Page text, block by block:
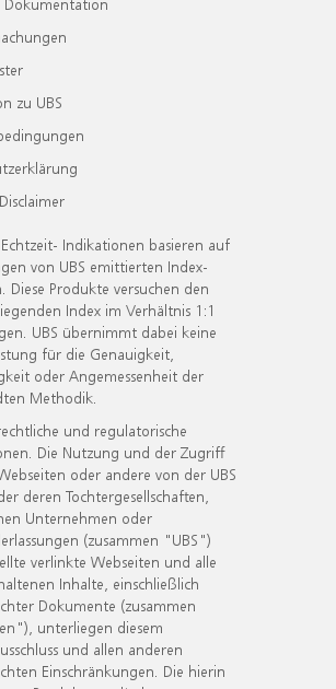
zu UBS
Indikationen basieren auf
von UBS emittierten Index-
Diese Produkte versuchen den
Index im Verhältnis 1:1
UBS übernimmt dabei keine
für die Genauigkeit,
oder Angemessenheit der
Methodik.
und regulatorische
Die Nutzung und der Zugriff
oder andere von der UBS
deren Tochtergesellschaften,
Unternehmen oder
(zusammen "UBS")
verlinkte Webseiten und alle
Inhalte, einschließlich
Dokumente (zusammen
unterliegen diesem
und allen anderen
Einschränkungen. Die hierin